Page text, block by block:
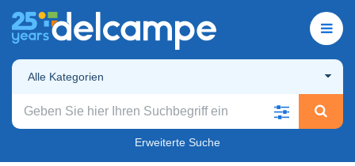
Alle Kategorien
Erweiterte Suche